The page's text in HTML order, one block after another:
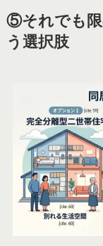
⑤それでも
う選択肢